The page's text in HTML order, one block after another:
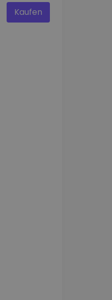
Kaufen